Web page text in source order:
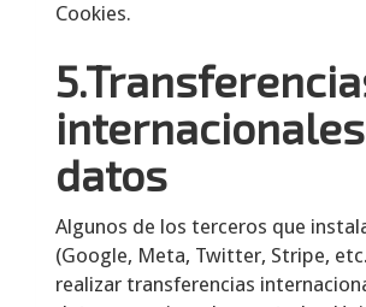
Cookies.
datos
Algunos de los terceros que
(Google, Meta, Twitter, Stripe,
realizar transferencias